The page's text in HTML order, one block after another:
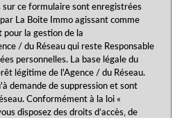
34,98 %
49,62 %
50,38 %
5,40 %
ce formulaire sont enregistrées
La Boite Immo agissant comme
la gestion de la
/ du Réseau qui reste Responsable
personnelles. La base légale du
légitime de l'Agence / du Réseau.
demande de suppression et sont
Conformément à la loi «
disposez des droits d’accès, de